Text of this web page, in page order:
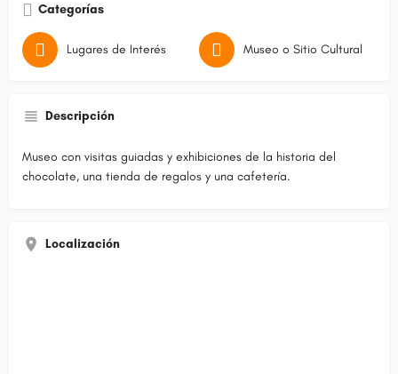
Categorías
Lugares de Interés Museo o Sitio Cultural
Descripción
Museo con visitas guiadas y exhibiciones de la historia del
chocolate, una tienda de regalos y una cafetería.
Localización